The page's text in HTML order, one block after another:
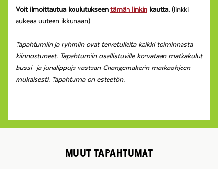
Voit ilmoittautua koulutukseen tämän linkin kautta. (linkki
aukeaa uuteen ikkunaan)
Tapahtumiin ja ryhmiin ovat tervetulleita kaikki toiminnasta
kiinnostuneet. Tapahtumiin osallistuville korvataan matkakulut
bussi- ja junalippuja vastaan Changemakerin matkaohjeen
mukaisesti. Tapahtuma on esteetön.
MUUT TAPAHTUMAT